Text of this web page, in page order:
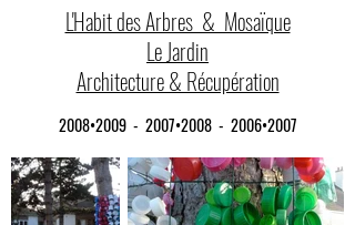
L'Habit des Arbres & Mosaïque
Le Jardin
Architecture & Récupération
2008•2009 - 2007•2008 - 2006•2007